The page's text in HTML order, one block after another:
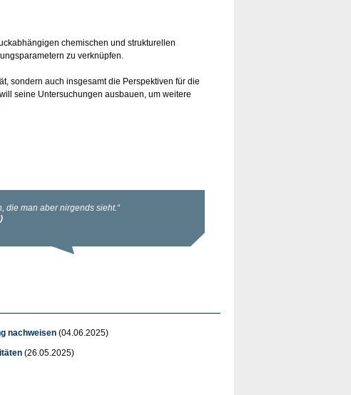
chemischen und strukturellen
zu verknüpfen.
sondern auch insgesamt die Perspektiven für die
seine Untersuchungen ausbauen, um weitere
nachweisen (04.06.2025)
(26.05.2025)